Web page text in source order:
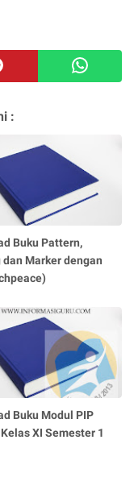
:
Buku Pattern,
dan Marker dengan
Buku Modul PIP
XI Semester 1